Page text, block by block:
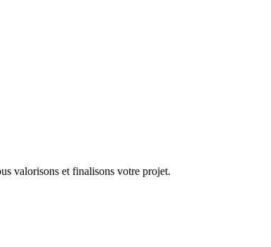
valorisons et finalisons votre projet.